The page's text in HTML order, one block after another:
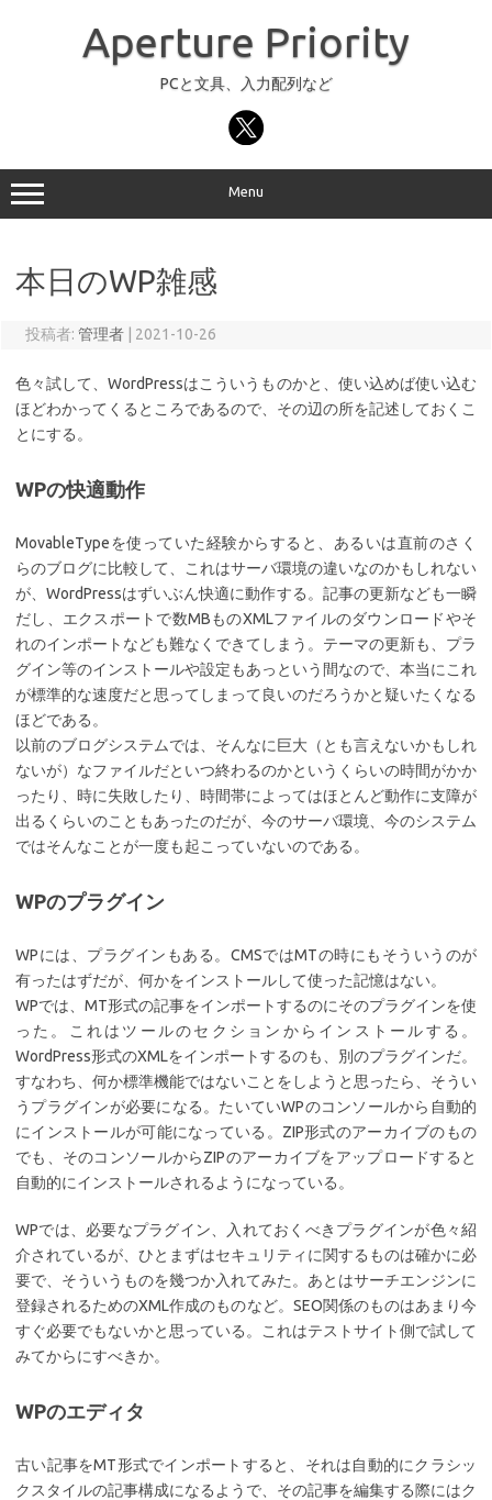
Aperture Priority
PCと文具、入力配列など
Menu
本日のWP雑感
投稿者: 管理者 2021-10-26
色々試して、WordPressはこういうものかと、使い込めば使い込む
ほどわかってくるところであるので、その辺の所を記述しておくこ
とにする。
WPの快適動作
MovableTypeを使っていた経験からすると、あるいは直前のさく
らのブログに比較して、これはサーバ環境の違いなのかもしれない
が、WordPressはずいぶん快適に動作する。記事の更新なども一瞬
だし、エクスポートで数MBものXMLファイルのダウンロードやそ
れのインポートなども難なくできてしまう。テーマの更新も、プラ
グイン等のインストールや設定もあっという間なので、本当にこれ
が標準的な速度だと思ってしまって良いのだろうかと疑いたくなる
ほどである。
以前のブログシステムでは、そんなに巨大（とも言えないかもしれ
ないが）なファイルだといつ終わるのかというくらいの時間がかか
ったり、時に失敗したり、時間帯によってはほとんど動作に支障が
出るくらいのこともあったのだが、今のサーバ環境、今のシステム
ではそんなことが一度も起こっていないのである。
WPのプラグイン
WPには、プラグインもある。CMSではMTの時にもそういうのが
有ったはずだが、何かをインストールして使った記憶はない。
WPでは、MT形式の記事をインポートするのにそのプラグインを使
った。これはツールのセクションからインストールする。
WordPress形式のXMLをインポートするのも、別のプラグインだ。
すなわち、何か標準機能ではないことをしようと思ったら、そうい
うプラグインが必要になる。たいていWPのコンソールから自動的
にインストールが可能になっている。ZIP形式のアーカイブのもの
でも、そのコンソールからZIPのアーカイブをアップロードすると
自動的にインストールされるようになっている。
WPでは、必要なプラグイン、入れておくべきプラグインが色々紹
介されているが、ひとまずはセキュリティに関するものは確かに必
要で、そういうものを幾つか入れてみた。あとはサーチエンジンに
登録されるためのXML作成のものなど。SEO関係のものはあまり今
すぐ必要でもないかと思っている。これはテストサイト側で試して
みてからにすべきか。
WPのエディタ
古い記事をMT形式でインポートすると、それは自動的にクラシッ
クスタイルの記事構成になるようで、その記事を編集する際にはク